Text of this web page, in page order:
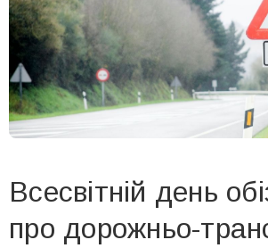
Всесвітній день
про дорожньо-